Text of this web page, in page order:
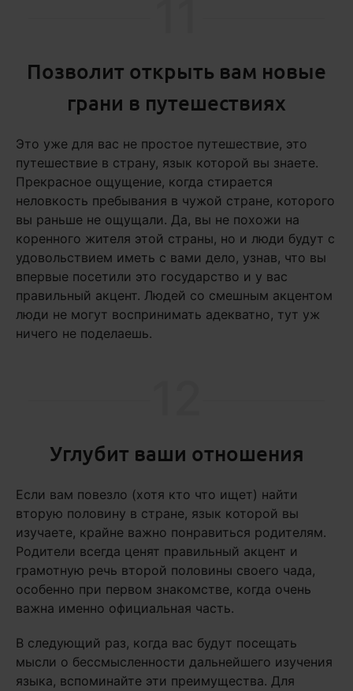
Позволит открыть вам новые
грани в путешествиях
Это уже для вас не простое путешествие, это
путешествие в страну, язык которой вы знаете.
Прекрасное ощущение, когда стирается
неловкость пребывания в чужой стране, которого
вы раньше не ощущали. Да, вы не похожи на
коренного жителя этой страны, но и люди будут с
удовольствием иметь с вами дело, узнав, что вы
впервые посетили это государство и у вас
правильный акцент. Людей со смешным акцентом
люди не могут воспринимать адекватно, тут уж
ничего не поделаешь.
Углубит ваши отношения
Если вам повезло (хотя кто что ищет) найти
вторую половину в стране, язык которой вы
изучаете, крайне важно понравиться родителям.
Родители всегда ценят правильный акцент и
грамотную речь второй половины своего чада,
особенно при первом знакомстве, когда очень
важна именно официальная часть.
В следующий раз, когда вас будут посещать
мысли о бессмысленности дальнейшего изучения
языка, вспоминайте эти преимущества. Для